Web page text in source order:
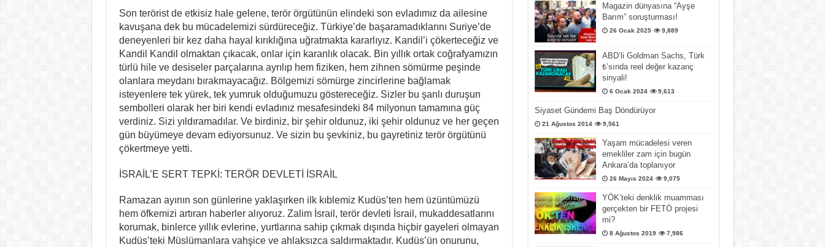
Son terörist de etkisiz hale gelene, terör örgütünün elindeki son evladımız da ailesine
kavuşana dek bu mücadelemizi sürdüreceğiz. Türkiye’de başaramadıklarını Suriye’de
deneyenleri bir kez daha hayal kırıklığına uğratmakta kararlıyız. Kandil’i çökerteceğiz ve
Kandil Kandil olmaktan çıkacak, onlar için karanlık olacak. Bin yıllık ortak coğrafyamızın
türlü hile ve desiseler parçalarına ayrılıp hem fiziken, hem zihnen sömürme peşinde
olanlara meydanı bırakmayacağız. Bölgemizi sömürge zincirlerine bağlamak
isteyenlere tek yürek, tek yumruk olduğumuzu göstereceğiz. Sizler bu şanlı duruşun
sembolleri olarak her biri kendi evladınız mesafesindeki 84 milyonun tamamına güç
verdiniz. Sizi yıldıramadılar. Ve birdiniz, bir şehir oldunuz, iki şehir oldunuz ve her geçen
gün büyümeye devam ediyorsunuz. Ve sizin bu şevkiniz, bu gayretiniz terör örgütünü
çökertmeye yetti.
İSRAİL’E SERT TEPKİ: TERÖR DEVLETİ İSRAİL
Ramazan ayının son günlerine yaklaşırken ilk kıblemiz Kudüs’ten hem üzüntümüzü
hem öfkemizi artıran haberler alıyoruz. Zalim İsrail, terör devleti İsrail, mukaddesatlarını
korumak, binlerce yıllık evlerine, yurtlarına sahip çıkmak dışında hiçbir gayeleri olmayan
Kudüs’teki Müslümanlara vahşice ve ahlaksızca saldırmaktadır. Kudüs’ün onurunu,
Magazin dünyasına “Ayşe
Barım” soruşturması!
26 Ocak 2025 9,889
ABD’li Goldman Sachs, Türk
₺’sında reel değer kazanç
sinyali!
6 Ocak 2024 9,613
Siyaset Gündemi Baş Döndürüyor
21 Ağustos 2014 9,561
Yaşam mücadelesi veren
emekliler zam için bugün
Ankara’da toplanıyor
26 Mayıs 2024 9,075
YÖK’teki denklik muamması
gerçekten bir FETÖ projesi
mi?
8 Ağustos 2019 7,986